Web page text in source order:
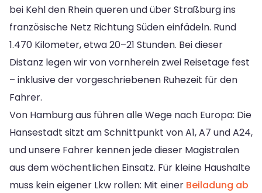
bei Kehl den Rhein queren und über Straßburg ins
französische Netz Richtung Süden einfädeln. Rund
1.470 Kilometer, etwa 20–21 Stunden. Bei dieser
Distanz legen wir von vornherein zwei Reisetage fest
– inklusive der vorgeschriebenen Ruhezeit für den
Fahrer.
Von Hamburg aus führen alle Wege nach Europa: Die
Hansestadt sitzt am Schnittpunkt von A1, A7 und A24,
und unsere Fahrer kennen jede dieser Magistralen
aus dem wöchentlichen Einsatz. Für kleine Haushalte
muss kein eigener Lkw rollen: Mit einer Beiladung ab